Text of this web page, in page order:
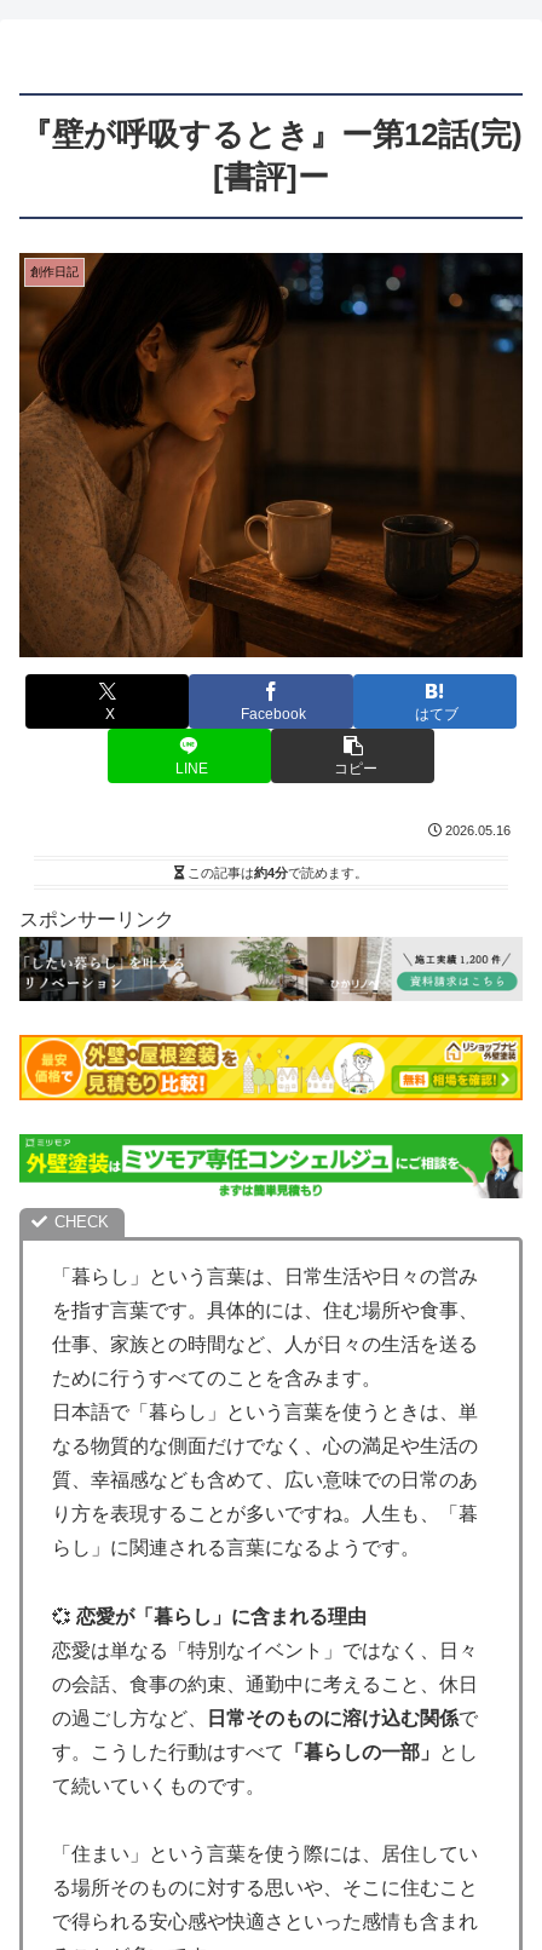
『壁が呼吸するとき』ー第12話(完)
[書評]ー
創作日記
X Facebook はてブ
LINE コピー
2026.05.16
この記事は約4分で読めます。
スポンサーリンク
「暮らし」という言葉は、日常生活や日々の営み
を指す言葉です。具体的には、住む場所や食事、
仕事、家族との時間など、人が日々の生活を送る
ために行うすべてのことを含みます。
日本語で「暮らし」という言葉を使うときは、単
なる物質的な側面だけでなく、心の満足や生活の
質、幸福感なども含めて、広い意味での日常のあ
り方を表現することが多いですね。人生も、「暮
らし」に関連される言葉になるようです。
💞 恋愛が「暮らし」に含まれる理由
恋愛は単なる「特別なイベント」ではなく、日々
の会話、食事の約束、通勤中に考えること、休日
の過ごし方など、
日常そのものに溶け込む関係で
す。こうした行動はすべて
「暮らしの一部」
とし
て続いていくものです。
「住まい」という言葉を使う際には、居住してい
る場所そのものに対する思いや、そこに住むこと
で得られる安心感や快適さといった感情も含まれ